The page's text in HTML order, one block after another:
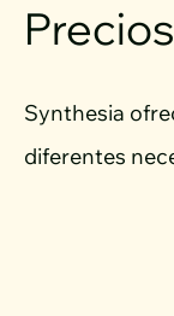
Synthesia
diferentes